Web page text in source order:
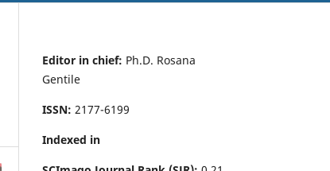
Editor in chief: Ph.D. Rosana
Gentile
ISSN: 2177-6199
Indexed in